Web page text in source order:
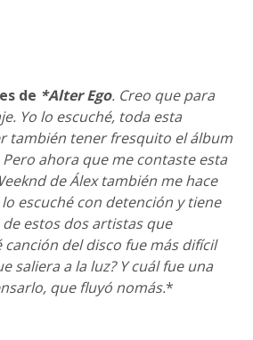
de *Alter Ego. Creo que para
Yo lo escuché, toda esta
también tener fresquito el álbum
ahora que me contaste esta
de Álex también me hace
escuché con detención y tiene
estos dos artistas que
canción del disco fue más difícil
saliera a la luz? Y cuál fue una
que fluyó nomás.*